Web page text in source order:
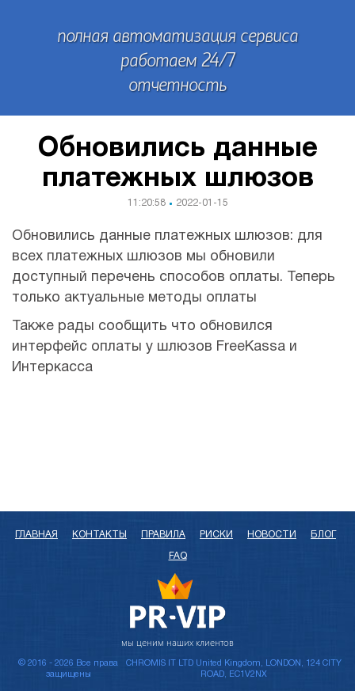
полная автоматизация сервиса
работаем 24/7
отчетность
Обновились данные
платежных шлюзов
11:20:58 2022-01-15
Обновились данные платежных шлюзов: для
всех платежных шлюзов мы обновили
доступный перечень способов оплаты. Теперь
только актуальные методы оплаты
Также рады сообщить что обновился
интерфейс оплаты у шлюзов FreeKassa и
Интеркасса
ГЛАВНАЯ КОНТАКТЫ ПРАВИЛА РИСКИ НОВОСТИ БЛОГ
FAQ
мы ценим наших клиентов
© 2016 - 2026 Все права
защищены
CHROMIS IT LTD United Kingdom, LONDON, 124 CITY
ROAD, EC1V2NX